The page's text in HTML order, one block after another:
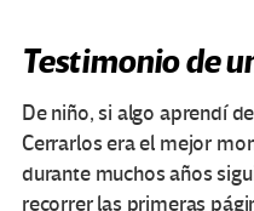
Testimonio de
De niño, si algo aprendí
Cerrarlos era el mejor
durante muchos años
recorrer las primeras